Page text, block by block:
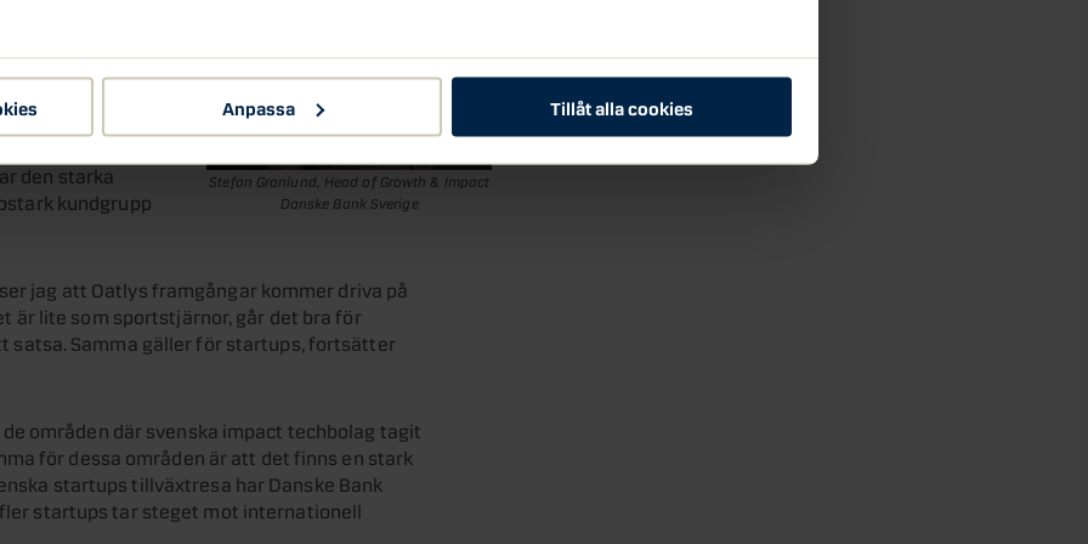
Anpassa Tillåt alla cookies
Stefan Granlund, Head of Growth & Impact
Danske Bank Sverige
om att vi
säger
Bank Sverige.
trend som,
vilket
den starka
kundgrupp
jag att Oatlys framgångar kommer driva på
är lite som sportstjärnor, går det bra för
satsa. Samma gäller för startups, fortsätter
områden där svenska impact techbolag tagit
för dessa områden är att det finns en stark
startups tillväxtresa har Danske Bank
startups tar steget mot internationell